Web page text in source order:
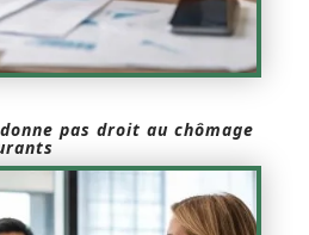
pas droit au chômage